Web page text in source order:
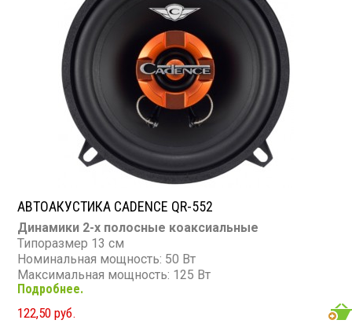
АВТОАКУСТИКА CADENCE QR-552
Динамики 2-х полосные коаксиальные
Типоразмер 13 см
Номинальная мощность: 50 Вт
Максимальная мощность: 125 Вт
Диапазон частот: 65 - 20 000 Гц
Чувствительность: 89 дБ
Сопротивление: 4 Ом
Подробнее.
122,50 руб.